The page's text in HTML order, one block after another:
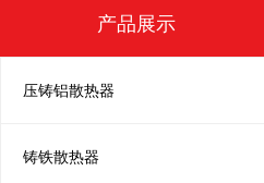
产品展示
压铸铝散热器
铸铁散热器